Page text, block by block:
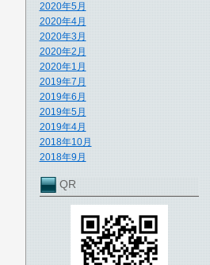
2020年5月
2020年4月
2020年3月
2020年2月
2020年1月
2019年7月
2019年6月
2019年5月
2019年4月
2018年10月
2018年9月
QR